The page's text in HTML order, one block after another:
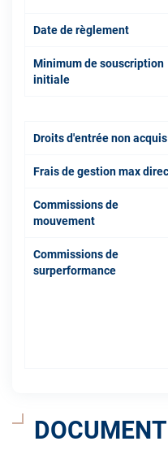
Date de règlement
Minimum de souscription
initiale
Droits d'entrée non acquis
Frais de gestion max
Commissions de
mouvement
Commissions de
surperformance